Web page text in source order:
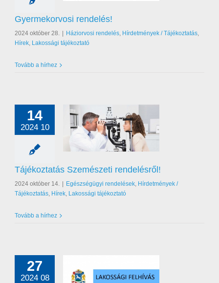
/ Tájékoztatás
Gyermekorvosi rendelés!
2024 október 28. Háziorvosi rendelés, Hírdetmények / Tájékoztatás,
Hírek, Lakossági tájékoztató
Tovább a hírhez
14
2024 10
Szemészeti
rendelések
/ Tájékoztatás
tájékoztató
Tájékoztatás Szemészeti rendelésről!
2024 október 14. Egészségügyi rendelések, Hírdetmények /
Tájékoztatás, Hírek, Lakossági tájékoztató
Tovább a hírhez
27
2024 08